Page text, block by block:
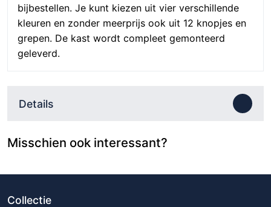
bijbestellen. Je kunt kiezen uit vier verschillende
kleuren en zonder meerprijs ook uit 12 knopjes en
grepen. De kast wordt compleet gemonteerd
geleverd.
Details
Misschien ook interessant?
Collectie